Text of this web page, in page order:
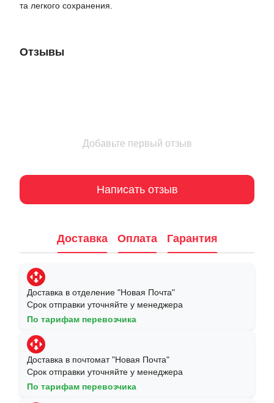
та легкого сохранения.
Отзывы
Добавьте первый отзыв
Написать отзыв
Доставка Оплата Гарантия
Доставка в отделение "Новая Почта"
Срок отправки уточняйте у менеджера
По тарифам перевозчика
Доставка в почтомат "Новая Почта"
Срок отправки уточняйте у менеджера
По тарифам перевозчика